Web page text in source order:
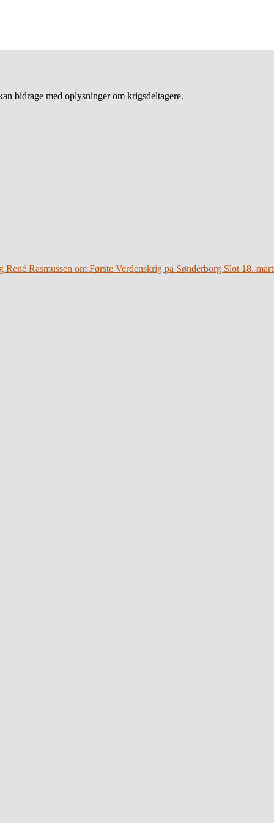
bidrage med oplysninger om krigsdeltagere.
Rasmussen om Første Verdenskrig på Sønderborg Slot 18.